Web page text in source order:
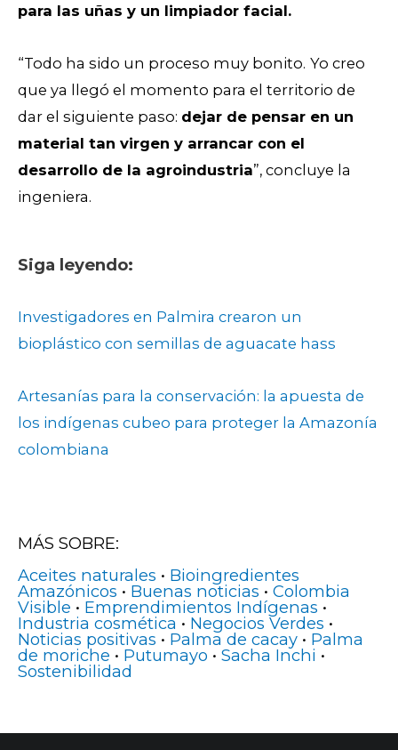
para las uñas y un limpiador facial.
“Todo ha sido un proceso muy bonito. Yo creo
que ya llegó el momento para el territorio de
dar el siguiente paso: dejar de pensar en un
material tan virgen y arrancar con el
desarrollo de la agroindustria”, concluye la
ingeniera.
Siga leyendo:
Investigadores en Palmira crearon un
bioplástico con semillas de aguacate hass
Artesanías para la conservación: la apuesta de
los indígenas cubeo para proteger la Amazonía
colombiana
MÁS SOBRE:
Aceites naturales • Bioingredientes
Amazónicos • Buenas noticias • Colombia
Visible • Emprendimientos Indígenas •
Industria cosmética • Negocios Verdes •
Noticias positivas • Palma de cacay • Palma
de moriche • Putumayo • Sacha Inchi •
Sostenibilidad